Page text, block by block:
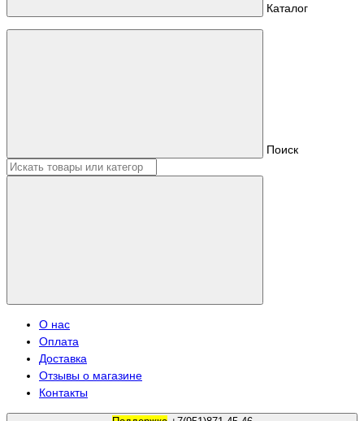
Каталог
Поиск
О нас
Оплата
Доставка
Отзывы о магазине
Контакты